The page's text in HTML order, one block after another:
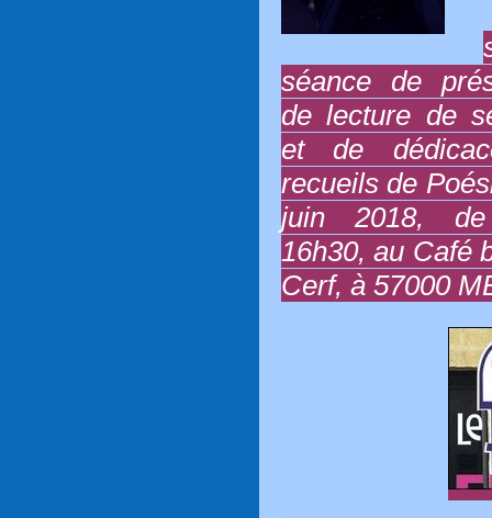
séance de
de lecture de
et de
recueils de
juin 2018,
16h30, au Café
Cerf, à 57000